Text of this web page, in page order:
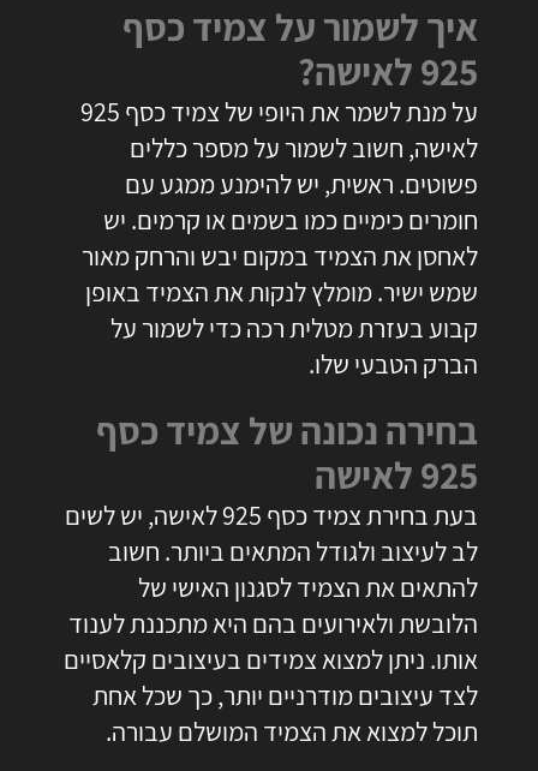
איך לשמור על צמיד כסף
925 לאישה?
על מנת לשמר את היופי של
צמיד כסף 925
לאישה, חשוב לשמור על מספר כללים
פשוטים. ראשית, יש להימנע ממגע עם
חומרים כימיים כמו בשמים או קרמים. יש
לאחסן את הצמיד במקום יבש והרחק מאור
שמש ישיר. מומלץ לנקות את הצמיד באופן
קבוע בעזרת מטלית רכה כדי לשמור על
הברק הטבעי שלו.
בחירה נכונה של צמיד כסף
925 לאישה
בעת בחירתצמיד כסף 925 לאישה
, יש לשים
לב לעיצוב ולגודל המתאים ביותר. חשוב
להתאים את הצמיד לסגנון האישי של
הלובשת ולאירועים בהם היא מתכננת לענוד
אותו. ניתן למצוא צמידים בעיצובים קלאסיים
לצד עיצובים מודרניים יותר, כך שכל אחת
תוכל למצוא את הצמיד המושלם עבורה.